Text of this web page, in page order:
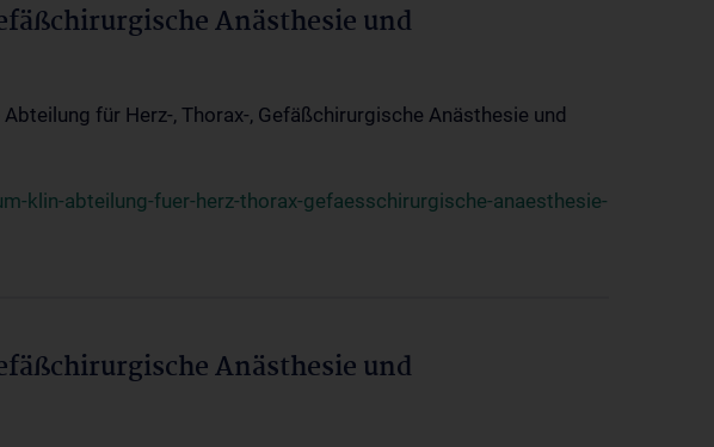
Anästhesie und
für Herz-, Thorax-, Gefäßchirurgische Anästhesie und
abteilung-fuer-herz-thorax-gefaesschirurgische-anaesthesie-
Anästhesie und